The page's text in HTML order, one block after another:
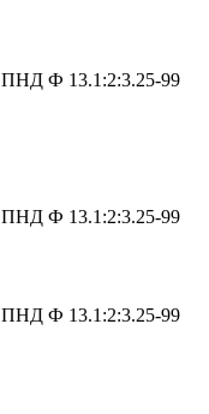
ПНД Ф 13.1:2:3.25-99
ПНД Ф 13.1:2:3.25-99
ПНД Ф 13.1:2:3.25-99